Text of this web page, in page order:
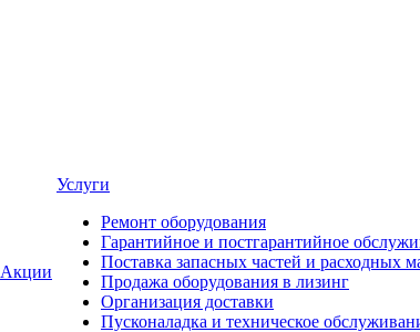
Акции
Услуги
Ремонт оборудования
Гарантийное и постгарантийное
Поставка запасных частей и расходных
Продажа оборудования в лизинг
Организация доставки
Пусконаладка и техническое